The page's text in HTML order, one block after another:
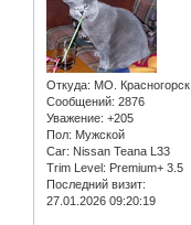
Откуда: МО. Красногорск
Сообщений: 2876
Уважение: +205
Пол: Мужской
Car: Nissan Teana L33
Trim Level: Premium+ 3.5
Последний визит:
27.01.2026 09:20:19